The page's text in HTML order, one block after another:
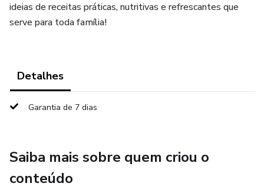
ideias de receitas práticas, nutritivas e refrescantes que
serve para toda família!
Detalhes
Garantia de 7 dias
Saiba mais sobre quem criou o
conteúdo